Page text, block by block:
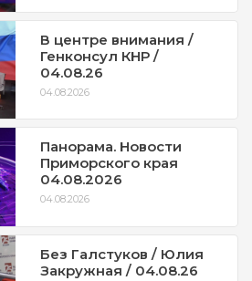
В центре внимания /
Генконсул КНР /
04.08.26
04.08.2026
Панорама. Новости
Приморского края
04.08.2026
04.08.2026
Без Галстуков / Юлия
Закружная / 04.08.26